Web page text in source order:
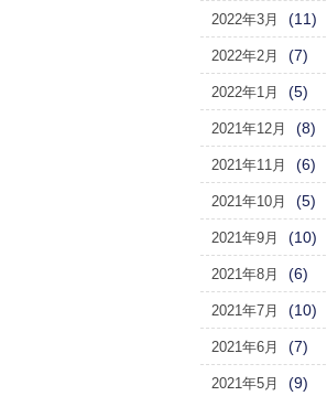
2022年3月 (11)
2022年2月 (7)
2022年1月 (5)
2021年12月 (8)
2021年11月 (6)
2021年10月 (5)
2021年9月 (10)
2021年8月 (6)
2021年7月 (10)
2021年6月 (7)
2021年5月 (9)